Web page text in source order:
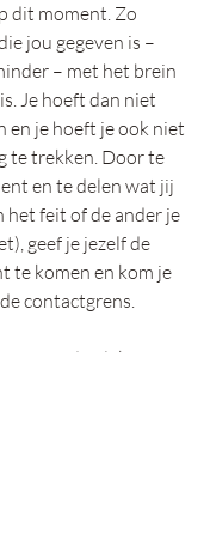
dit moment. Zo
jou gegeven is –
– met het brein
Je hoeft dan niet
en je hoeft je ook niet
te trekken. Door te
en te delen wat jij
het feit of de ander je
geef je jezelf de
te komen en kom je
contactgrens.
nu de plek zijn